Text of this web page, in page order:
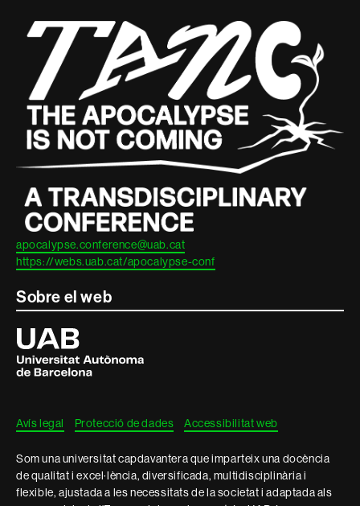
informació
legal
apocalypse.conference@uab.cat
https://webs.uab.cat/apocalypse-conf
Sobre el web
Universitat
Autònoma
de
Barcelona
Avís legal Protecció de dades Accessibilitat web
Som una universitat capdavantera que imparteix una docència
de qualitat i excel·lència, diversificada, multidisciplinària i
flexible, ajustada a les necessitats de la societat i adaptada als